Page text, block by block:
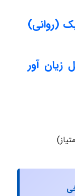
(روانی)
زیان آور